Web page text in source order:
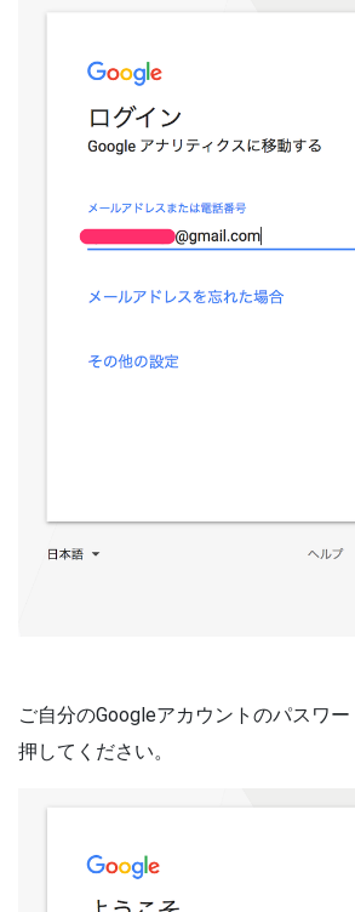
ご自分のGoogleアカウントのパスワ
押してください。